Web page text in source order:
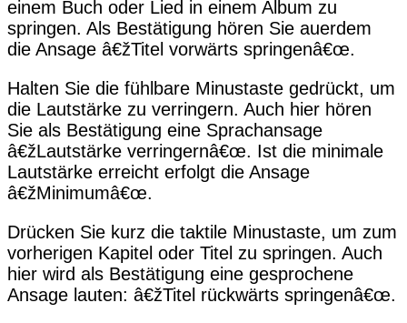
einem Buch oder Lied in einem Album zu
springen. Als Bestätigung hören Sie auerdem
die Ansage â€žTitel vorwärts springenâ€œ.
Halten Sie die fühlbare Minustaste gedrückt, um
die Lautstärke zu verringern. Auch hier hören
Sie als Bestätigung eine Sprachansage
â€žLautstärke verringernâ€œ. Ist die minimale
Lautstärke erreicht erfolgt die Ansage
â€žMinimumâ€œ.
Drücken Sie kurz die taktile Minustaste, um zum
vorherigen Kapitel oder Titel zu springen. Auch
hier wird als Bestätigung eine gesprochene
Ansage lauten: â€žTitel rückwärts springenâ€œ.